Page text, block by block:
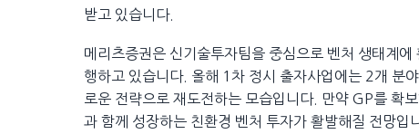
받고 있습니다.
메리츠증권은 신기술투자팀을 중심으로 벤처 생태계
행하고 있습니다. 올해 1차 정시 출자사업에는 2개 분
로운 전략으로 재도전하는 모습입니다. 만약 GP를 확
과 함께 성장하는 친환경 벤처 투자가 활발해질 전망입